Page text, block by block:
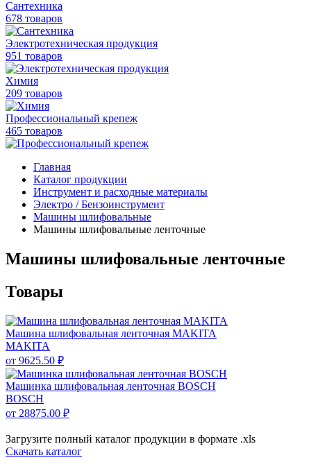
Сантехника
678 товаров
Электротехническая продукция
951 товаров
Химия
209 товаров
Профессиональный крепеж
465 товаров
Главная
Каталог продукции
Инструмент и расходные материалы
Электро / Бензоинструмент
Машины шлифовальные
Машины шлифовальные ленточные
Машины шлифовальные ленточные
Товары
Машина шлифовальная ленточная MAKITA
MAKITA
от 9625.50 ₽
Машинка шлифовальная ленточная BOSCH
BOSCH
от 28875.00 ₽
Загрузите полный каталог продукции в формате .xls
Скачать каталог